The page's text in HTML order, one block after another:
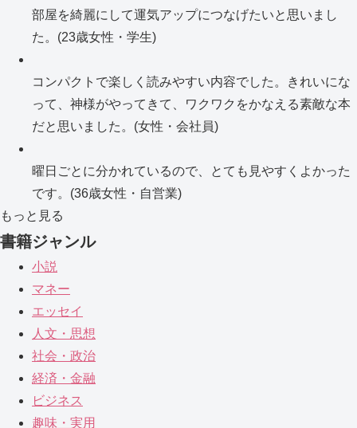
部屋を綺麗にして運気アップにつなげたいと思いまし
た。(23歳女性・学生)
コンパクトで楽しく読みやすい内容でした。きれいにな
って、神様がやってきて、ワクワクをかなえる素敵な本
だと思いました。(女性・会社員)
曜日ごとに分かれているので、とても見やすくよかった
です。(36歳女性・自営業)
もっと見る
書籍ジャンル
小説
マネー
エッセイ
人文・思想
社会・政治
経済・金融
ビジネス
趣味・実用